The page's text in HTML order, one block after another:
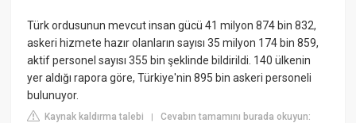
Türk ordusunun mevcut insan gücü 41 milyon 874 bin 832,
askeri hizmete hazır olanların sayısı 35 milyon 174 bin 859,
aktif personel sayısı 355 bin şeklinde bildirildi. 140 ülkenin
yer aldığı rapora göre, Türkiye'nin 895 bin askeri personeli
bulunuyor.
Kaynak kaldırma talebi |Cevabın tamamını burada okuyun: